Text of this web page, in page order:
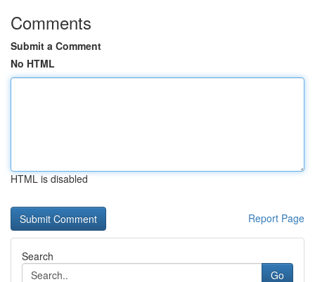
Comments
Submit a Comment
No HTML
HTML is disabled
Report Page
Search
Go